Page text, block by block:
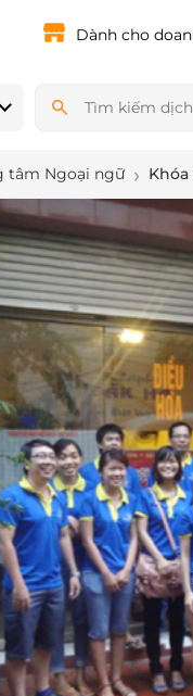
Dành cho
tâm Ngoại ngữ